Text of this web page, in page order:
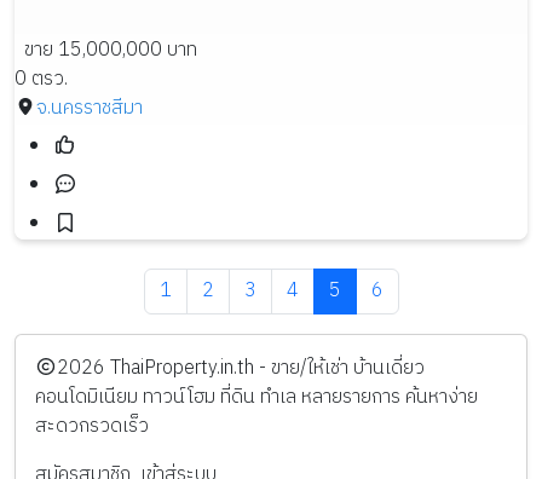
ขาย 15,000,000 บาท
0 ตรว.
จ.นครราชสีมา
1 2 3 4 5 6
️2026 ThaiProperty.in.th - ขาย/ให้เช่า บ้านเดี่ยว
คอนโดมิเนียม ทาวน์โฮม ที่ดิน ทำเล หลายรายการ ค้นหาง่าย
สะดวกรวดเร็ว